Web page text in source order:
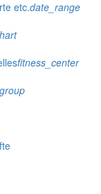
etc.date_range
fitness_center
group